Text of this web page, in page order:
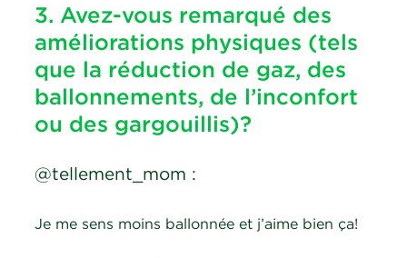
3. Avez-vous remarqué des
améliorations physiques (tels
que la réduction de gaz, des
ballonnements, de l’inconfort
ou des gargouillis)?
@tellement_mom :
Je me sens moins ballonnée et j’aime bien ça!